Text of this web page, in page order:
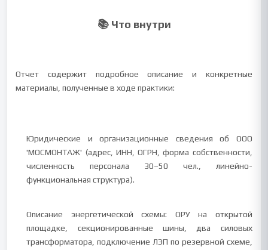
📚 Что внутри
Отчет содержит подробное описание и конкретные
материалы, полученные в ходе практики:
Юридические и организационные сведения об ООО
'МОСМОНТАЖ' (адрес, ИНН, ОГРН, форма собственности,
численность персонала 30–50 чел., линейно-
функциональная структура).
Описание энергетической схемы: ОРУ на открытой
площадке, секционированные шины, два силовых
трансформатора, подключение ЛЭП по резервной схеме,